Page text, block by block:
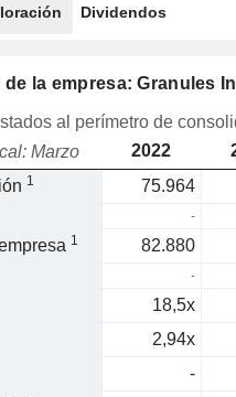
Dividendos
la empresa: Granules
al perímetro de
Marzo
2022
1 75.964
-
1 82.880
-
18,5x
2,94x
-